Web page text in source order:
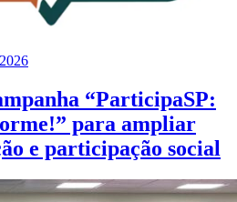
“ParticipaSP:
para ampliar
e participação social